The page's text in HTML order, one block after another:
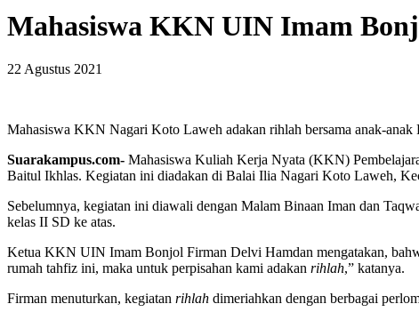
Mahasiswa KKN UIN Imam
22 Agustus 2021
Mahasiswa KKN Nagari Koto Laweh adakan rihlah bersama anak-
Suarakampus.com- Mahasiswa Kuliah Kerja Nyata (KKN)
Baitul Ikhlas. Kegiatan ini diadakan di Balai Ilia Nagari Koto Laweh,
Sebelumnya, kegiatan ini diawali dengan Malam Binaan Iman dan
kelas II SD ke atas.
Ketua KKN UIN Imam Bonjol Firman Delvi Hamdan mengatakan,
rumah tahfiz ini, maka untuk perpisahan kami adakan rihlah,” katanya.
Firman menuturkan, kegiatan rihlah dimeriahkan dengan berbagai